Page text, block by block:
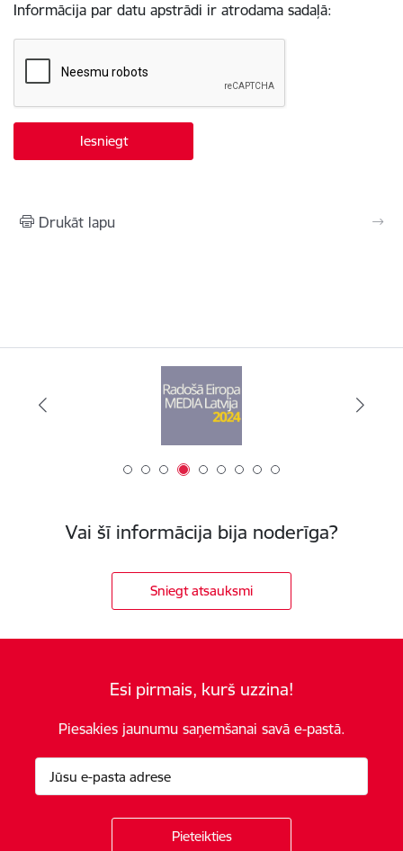
Informācija par datu apstrādi ir atrodama sadaļā:
Drukāt lapu
Vai šī informācija bija noderīga?
Sniegt atsauksmi
Esi pirmais, kurš uzzina!
Piesakies jaunumu saņemšanai savā e-pastā.